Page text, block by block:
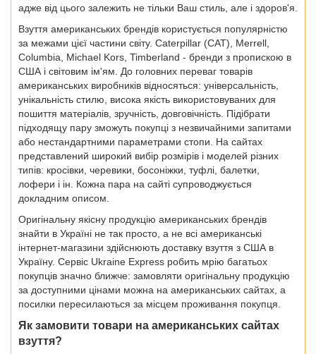
адже від цього залежить не тільки Ваш стиль, але і здоров'я.
Взуття американських брендів користується популярністю
за межами цієї частини світу. Caterpillar (CAT), Merrell,
Columbia, Michael Kors, Timberland - бренди з пропискою в
США і світовим ім'ям. До головних переваг товарів
американських виробників відносяться: універсальність,
унікальність стилю, висока якість використовуваних для
пошиття матеріалів, зручність, довговічність. Підібрати
підходящу пару зможуть покупці з незвичайними запитами
або нестандартними параметрами стопи. На сайтах
представлений широкий вибір розмірів і моделей різних
типів: кросівки, черевики, босоніжки, туфлі, балетки,
лофери і ін. Кожна пара на сайті супроводжується
докладним описом.
Оригінальну якісну продукцію американських брендів
знайти в Україні не так просто, а не всі американські
інтернет-магазини здійснюють доставку взуття з США в
Україну. Сервіс Ukraine Express робить мрію багатьох
покупців значно ближче: замовляти оригінальну продукцію
за доступними цінами можна на американських сайтах, а
посилки пересилаються за місцем проживання покупця.
Як замовити товари на американських сайтах
взуття?